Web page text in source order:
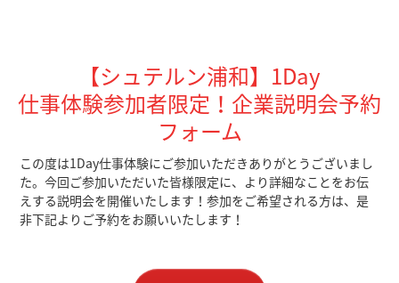
【シュテルン浦和】1Day
仕事体験参加者限定！企業説明会予約
フォーム
この度は1Day仕事体験にご参加いただきありがとうございまし
た。今回ご参加いただいた皆様限定に、より詳細なことをお伝
えする説明会を開催いたします！参加をご希望される方は、是
非下記よりご予約をお願いいたします！